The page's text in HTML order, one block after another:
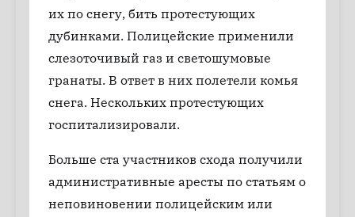
их по снегу, бить протестующих
дубинками. Полицейские применили
слезоточивый газ и светошумовые
гранаты. В ответ в них полетели комья
снега. Нескольких протестующих
госпитализировали.
Больше ста участников схода получили
административные аресты по статьям о
неповиновении полицейским или